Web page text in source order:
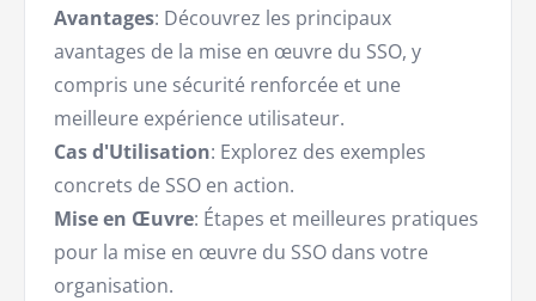
Avantages: Découvrez les principaux
avantages de la mise en œuvre du SSO, y
compris une sécurité renforcée et une
meilleure expérience utilisateur.
Cas d'Utilisation: Explorez des exemples
concrets de SSO en action.
Mise en Œuvre: Étapes et meilleures pratiques
pour la mise en œuvre du SSO dans votre
organisation.